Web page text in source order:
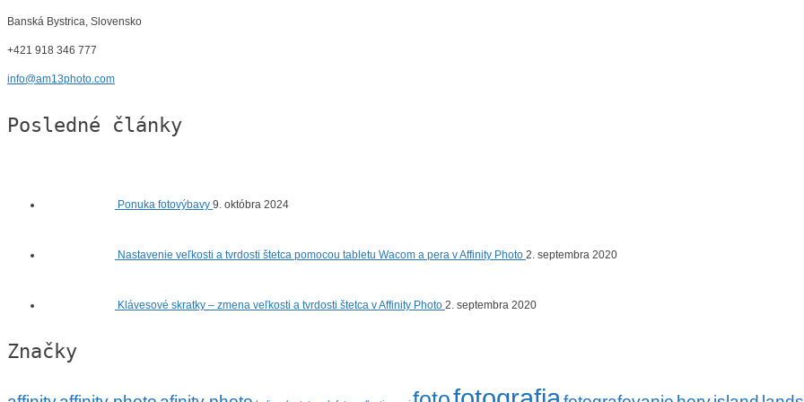
Banská Bystrica, Slovensko
+421 918 346 777
info@am13photo.com
Posledné články
Ponuka fotovýbavy 9. októbra 2024
Nastavenie veľkosti a tvrdosti štetca pomocou tabletu Wacom a pera v Affinity Photo 2. septembra 2020
Klávesové skratky – zmena veľkosti a tvrdosti štetca v Affinity Photo 2. septembra 2020
Značky